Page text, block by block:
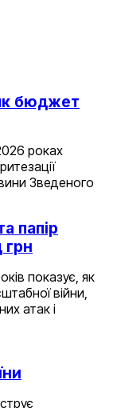
бюджет
роках
Зведеного
папір
грн
показує, як
війни,
атак і